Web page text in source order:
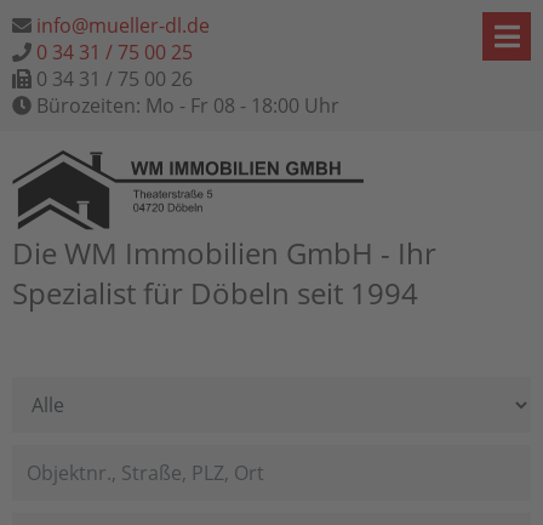
info@mueller-dl.de
0 34 31 / 75 00 25
0 34 31 / 75 00 26
Bürozeiten: Mo - Fr 08 - 18:00 Uhr
Die WM Immobilien GmbH - Ihr
Spezialist für Döbeln seit 1994